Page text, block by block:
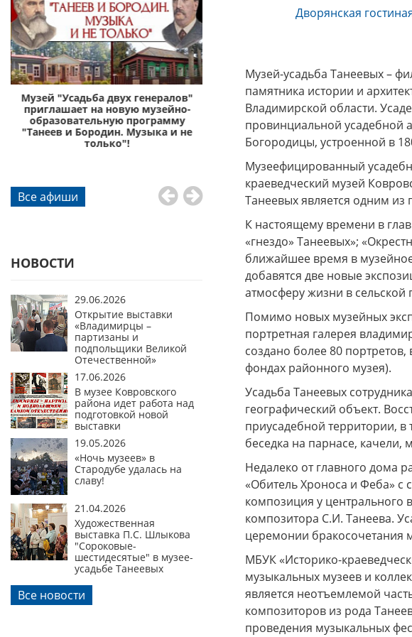
Музей "Усадьба двух генералов"
приглашает на новую музейно-
образовательную программу
"Танеев и Бородин. Музыка и не
только"!
Музей «Усадьба двух генералов»
приглашает отправиться в эпоху
князей Пожарских
Все афиши
НОВОСТИ
29.06.2026
Открытие выставки
«Владимирцы –
партизаны и
подпольщики Великой
Отечественной»
17.06.2026
В музее Ковровского
района идет работа над
подготовкой новой
выставки
19.05.2026
«Ночь музеев» в
Стародубе удалась на
славу!
21.04.2026
Художественная
выставка П.С. Шлыкова
"Сороковые-
шестидесятые" в музее-
усадьбе Танеевых
Все новости
Дворянская
Музей-усадьба Танеевых –
памятника истории и
Владимирской области.
провинциальной усадебной
Богородицы, устроенной в
Музеефицированный
краеведческий музей
Танеевых является одним из
К настоящему времени в
«гнездо» Танеевых»;
ближайшее время в
добавятся две новые
атмосферу жизни в сельской
Помимо новых музейных
портретная галерея
создано более 80
фондах районного музея).
Усадьба Танеевых
географический объект.
приусадебной территории,
беседка на парнасе, качели,
Недалеко от главного дома
«Обитель Хроноса и Феба» с
композиция у
композитора С.И. Танеева.
церемонии бракосочетания
МБУК «Историко-
музыкальных музеев и
является неотъемлемой
композиторов из рода
проведения музыкальных